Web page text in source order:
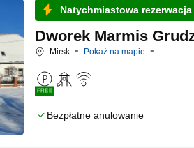
Natychmiastowa rezerwacja
Dworek Marmis
Mirsk Pokaż na mapie
FREE
Bezpłatne anulowanie